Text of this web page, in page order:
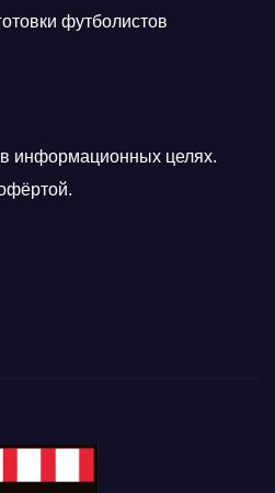
футболистов
информационных целях.